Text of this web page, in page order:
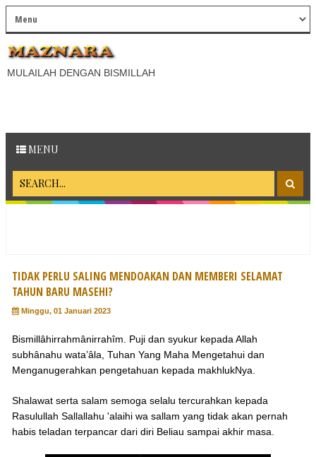
MULAILAH DENGAN BISMILLAH
MENU
TIDAK PERLU SALING MENDOAKAN DAN MEMBERI SELAMAT
TAHUN BARU MASEHI?
Minggu, 01 Januari 2023
Bismillâhirrahmânirrahîm. Puji dan syukur kepada Allah
subhânahu wata’âla, Tuhan Yang Maha Mengetahui dan
Menganugerahkan pengetahuan kepada makhlukNya.
Shalawat serta salam semoga selalu tercurahkan kepada
Rasulullah Sallallahu 'alaihi wa sallam yang tidak akan pernah
habis teladan terpancar dari diri Beliau sampai akhir masa.